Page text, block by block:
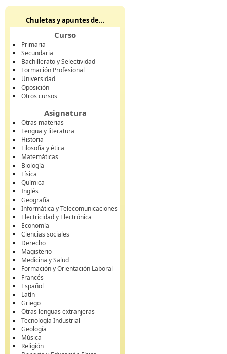
Chuletas y apuntes de...
Curso
Primaria
Secundaria
Bachillerato y Selectividad
Formación Profesional
Universidad
Oposición
Otros cursos
Asignatura
Otras materias
Lengua y literatura
Historia
Filosofía y ética
Matemáticas
Biología
Física
Química
Inglés
Geografía
Informática y Telecomunicaciones
Electricidad y Electrónica
Economía
Ciencias sociales
Derecho
Magisterio
Medicina y Salud
Formación y Orientación Laboral
Francés
Español
Latín
Griego
Otras lenguas extranjeras
Tecnología Industrial
Geología
Música
Religión